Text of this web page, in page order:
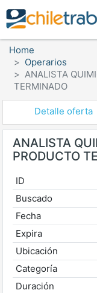
Home
Operarios
ANALISTA
TERMINADO
Detalle oferta
ANALISTA
PRODUCTO
ID
Buscado
Fecha
Expira
Ubicación
Categoría
Duración